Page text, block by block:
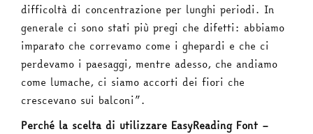
difficoltà di concentrazione per lunghi periodi. In
generale ci sono stati più pregi che difetti: abbiamo
imparato che correvamo come i ghepardi e che ci
perdevamo i paesaggi, mentre adesso, che andiamo
come lumache, ci siamo accorti dei fiori che
crescevano sui balconi”.
Perché la scelta di utilizzare EasyReading Font –